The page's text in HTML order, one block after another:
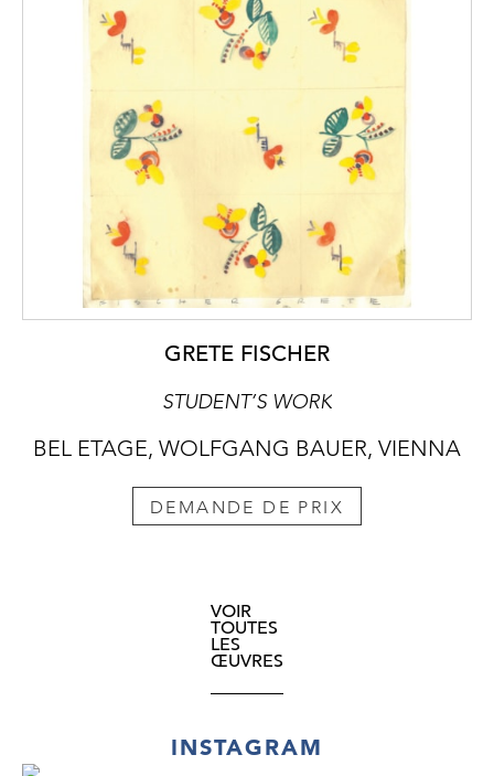
GRETE FISCHER
STUDENT’S WORK
BEL ETAGE, WOLFGANG BAUER, VIENNA
DEMANDE DE PRIX
VOIR
TOUTES
LES
ŒUVRES
INSTAGRAM